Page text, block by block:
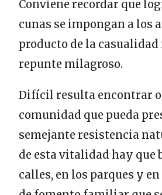
Conviene recordar que
cunas se impongan a los
producto de la casualidad
repunte milagroso.
Difícil resulta encontrar
comunidad que pueda
semejante resistencia
de esta vitalidad hay que
calles, en los parques y